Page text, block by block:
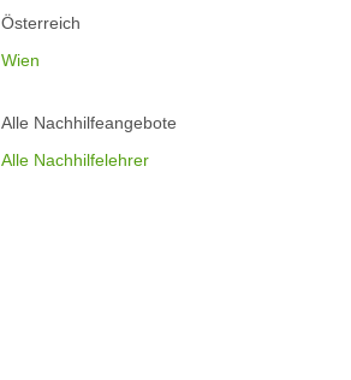
Österreich
Wien
Alle Nachhilfeangebote
Alle Nachhilfelehrer